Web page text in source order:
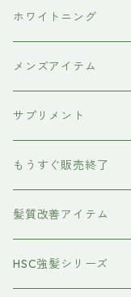
炭酸洗顔フォーム
ペット用ブラシ
サプリメント
男性にプレゼント
女性にプレゼント
ホワイトニング
歯磨き粉
メンズアイテム
ボディケア
除毛クリーム
育毛ケア
養毛剤
フェイスケア
サプリメント
犬用
もうすぐ販売終了
髪質改善アイテム
トステアケア
HSC強髪シリーズ